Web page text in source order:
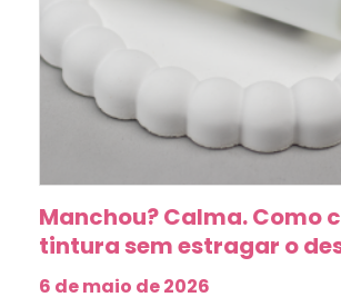
Manchou? Calma. Como
tintura sem estragar o
6 de maio de 2026